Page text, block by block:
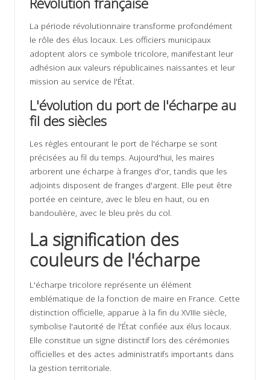
La période révolutionnaire transforme profondément
le rôle des élus locaux. Les officiers municipaux
adoptent alors ce symbole tricolore, manifestant leur
adhésion aux valeurs républicaines naissantes et leur
mission au service de l'État.
L'évolution du port de l'écharpe au
fil des siècles
Les règles entourant le port de l'écharpe se sont
précisées au fil du temps. Aujourd'hui, les maires
arborent une écharpe à franges d'or, tandis que les
adjoints disposent de franges d'argent. Elle peut être
portée en ceinture, avec le bleu en haut, ou en
bandoulière, avec le bleu près du col.
La signification des
couleurs de l'écharpe
L'écharpe tricolore représente un élément
emblématique de la fonction de maire en France. Cette
distinction officielle, apparue à la fin du XVIIIe siècle,
symbolise l'autorité de l'État confiée aux élus locaux.
Elle constitue un signe distinctif lors des cérémonies
officielles et des actes administratifs importants dans
la gestion territoriale.